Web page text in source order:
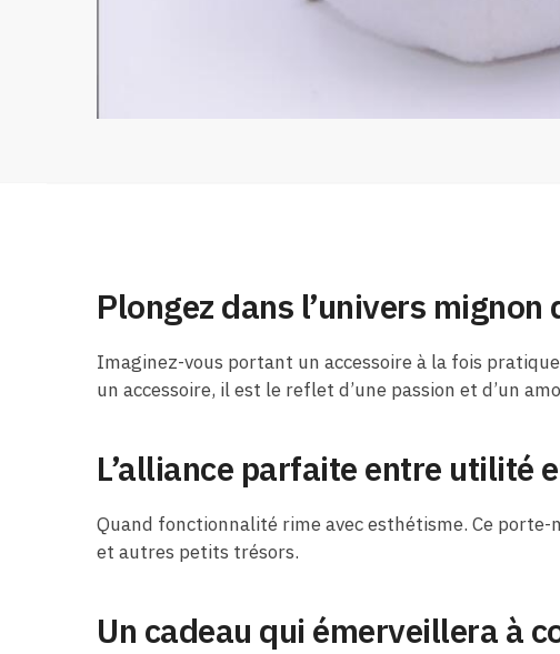
Plongez dans l’univers
Imaginez-vous portant un accessoire à la fois
un accessoire, il est le reflet d’une passion et d’un
L’alliance parfaite entre utilité
Quand fonctionnalité rime avec esthétisme. Ce
et autres petits trésors.
Un cadeau qui émerveillera à